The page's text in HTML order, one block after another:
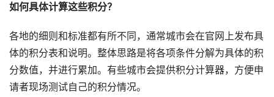
如何具体计算这些积分？
各地的细则和标准都有所不同，通常城市会在官网上发布具
体的积分表和说明。整体思路是将各项条件分解为具体的积
分数值，并进行累加。有些城市会提供积分计算器，方便申
请者现场测试自己的积分情况。